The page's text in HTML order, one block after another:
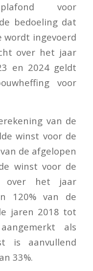
voor
bedoeling dat
wordt ingevoerd
over het jaar
en 2024 geldt
voor
van de
winst voor de
de afgelopen
winst voor de
over het jaar
120% van de
jaren 2018 tot
als
is aanvullend
33%.